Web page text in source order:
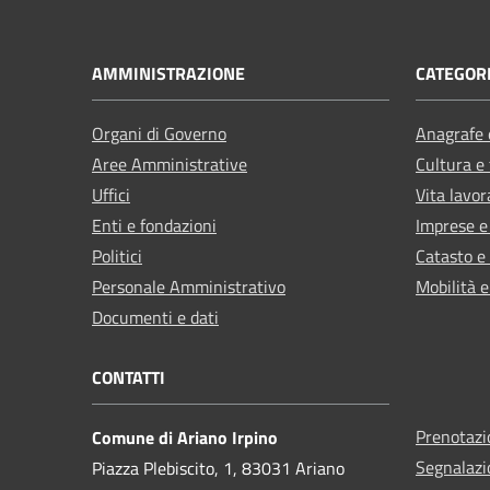
AMMINISTRAZIONE
Organi di Governo
Aree Amministrative
Uffici
Enti e fondazioni
Politici
Personale Amministrativo
Documenti e dati
Cultura
Vita
Imprese
Catasto
Mobilità
CONTATTI
Comune di Ariano Irpino
Piazza Plebiscito, 1, 83031 Ariano